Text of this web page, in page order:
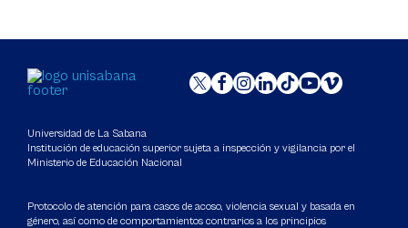
Universidad de La Sabana
Institución de educación superior sujeta a inspección y vigilancia por el
Ministerio de Educación Nacional
Protocolo de atención para casos de acoso, violencia sexual y basada en
género, así como de comportamientos contrarios a los principios